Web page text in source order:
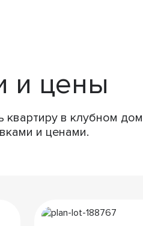
и цены
в клубном
и ценами.